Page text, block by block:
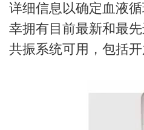
详细信息以确定血液
幸拥有目前最新和最
共振系统可用，包括